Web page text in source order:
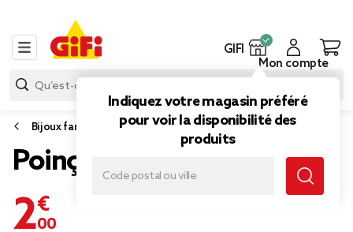
GIFI
Indiquez votre magasin préféré
pour voir la disponibilité des
produits
Mon compte
Bijoux fantaisie
Poinçon lettre x27
2,00 €